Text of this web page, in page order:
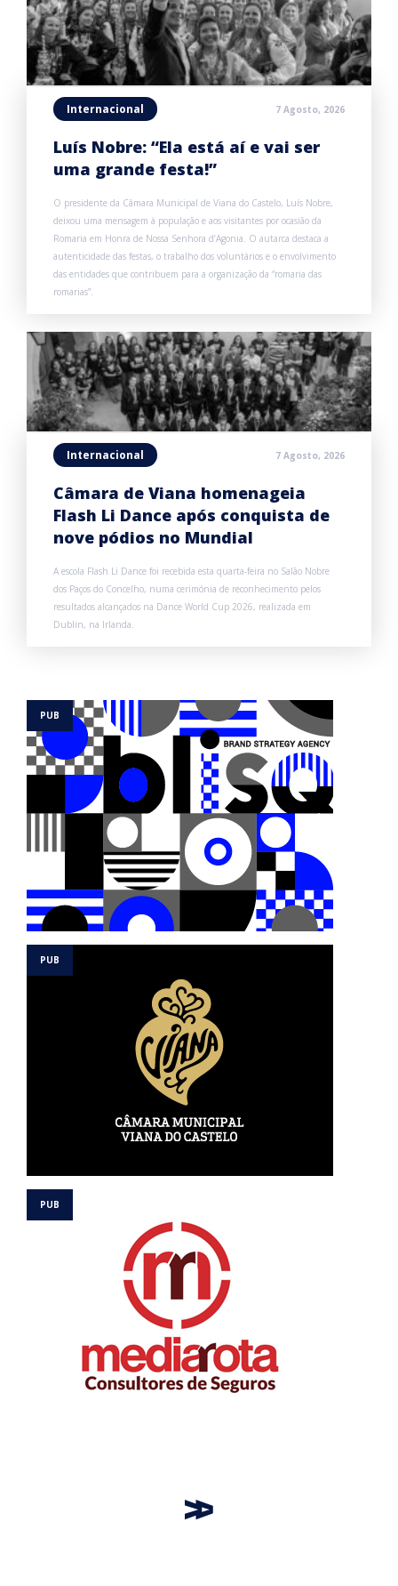
Internacional 7 Agosto, 2026
Luís Nobre: “Ela está aí e vai ser
uma grande festa!”
O presidente da Câmara Municipal de Viana do Castelo, Luís Nobre,
deixou uma mensagem à população e aos visitantes por ocasião da
Romaria em Honra de Nossa Senhora d’Agonia. O autarca destaca a
autenticidade das festas, o trabalho dos voluntários e o envolvimento
das entidades que contribuem para a organização da “romaria das
romarias”.
Internacional 7 Agosto, 2026
Câmara de Viana homenageia
Flash Li Dance após conquista de
nove pódios no Mundial
A escola Flash Li Dance foi recebida esta quarta-feira no Salão Nobre
dos Paços do Concelho, numa cerimónia de reconhecimento pelos
resultados alcançados na Dance World Cup 2026, realizada em
Dublin, na Irlanda.